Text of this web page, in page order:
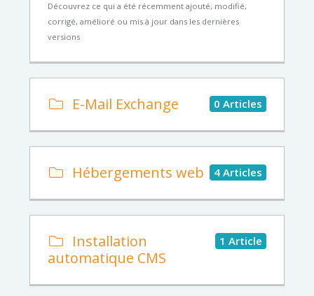
Découvrez ce qui a été récemment ajouté, modifié,
corrigé, amélioré ou mis à jour dans les dernières
versions
0 Articles
E-Mail Exchange
4 Articles
Hébergements web
1 Article
Installation
automatique CMS